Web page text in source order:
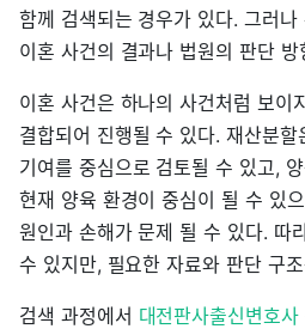
함께 검색되는 경우가 있다. 그러
이혼 사건의 결과나 법원의 판단
이혼 사건은 하나의 사건처럼 보이
결합되어 진행될 수 있다. 재산분
기여를 중심으로 검토될 수 있고,
현재 양육 환경이 중심이 될 수 있
원인과 손해가 문제 될 수 있다. 따
수 있지만, 필요한 자료와 판단 구
검색 과정에서 대전판사출신변호사